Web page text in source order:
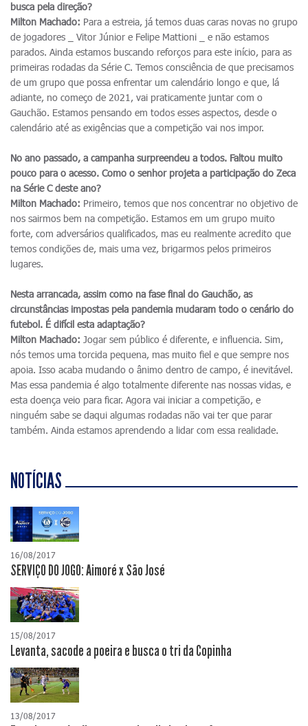
busca pela direção?
Milton Machado: Para a estreia, já temos duas caras novas no grupo
de jogadores _ Vitor Júnior e Felipe Mattioni _ e não estamos
parados. Ainda estamos buscando reforços para este início, para as
primeiras rodadas da Série C. Temos consciência de que precisamos
de um grupo que possa enfrentar um calendário longo e que, lá
adiante, no começo de 2021, vai praticamente juntar com o
Gauchão. Estamos pensando em todos esses aspectos, desde o
calendário até as exigências que a competição vai nos impor.
No ano passado, a campanha surpreendeu a todos. Faltou muito
pouco para o acesso. Como o senhor projeta a participação do Zeca
na Série C deste ano?
Milton Machado: Primeiro, temos que nos concentrar no objetivo de
nos sairmos bem na competição. Estamos em um grupo muito
forte, com adversários qualificados, mas eu realmente acredito que
temos condições de, mais uma vez, brigarmos pelos primeiros
lugares.
Nesta arrancada, assim como na fase final do Gauchão, as
circunstâncias impostas pela pandemia mudaram todo o cenário do
futebol. É difícil esta adaptação?
Milton Machado: Jogar sem público é diferente, e influencia. Sim,
nós temos uma torcida pequena, mas muito fiel e que sempre nos
apoia. Isso acaba mudando o ânimo dentro de campo, é inevitável.
Mas essa pandemia é algo totalmente diferente nas nossas vidas, e
esta doença veio para ficar. Agora vai iniciar a competição, e
ninguém sabe se daqui algumas rodadas não vai ter que parar
também. Ainda estamos aprendendo a lidar com essa realidade.
NOTÍCIAS
16/08/2017
SERVIÇO DO JOGO: Aimoré x São José
15/08/2017
Levanta, sacode a poeira e busca o tri da Copinha
13/08/2017